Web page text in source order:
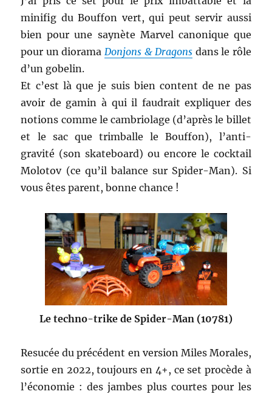
minifig du Bouffon vert, qui peut servir aussi
bien pour une saynète Marvel canonique que
pour un diorama Donjons & Dragons dans le rôle
d’un gobelin.
Et c’est là que je suis bien content de ne pas
avoir de gamin à qui il faudrait expliquer des
notions comme le cambriolage (d’après le billet
et le sac que trimballe le Bouffon), l’anti-
gravité (son skateboard) ou encore le cocktail
Molotov (ce qu’il balance sur Spider-Man). Si
vous êtes parent, bonne chance !
Le techno-trike de Spider-Man (10781)
Resucée du précédent en version Miles Morales,
sortie en 2022, toujours en 4+, ce set procède à
l’économie : des jambes plus courtes pour les